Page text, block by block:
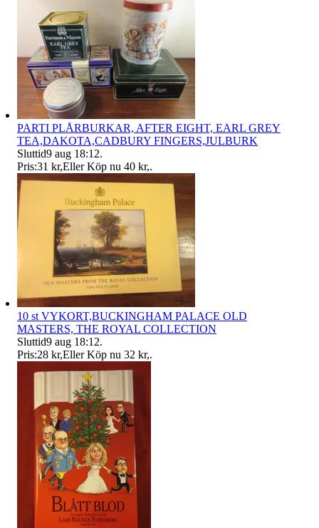
PARTI PLÅRBURKAR, AFTER EIGHT, EARL GREY
TEA,DAKOTA,CADBURY FINGERS,JULBURK
Sluttid9 aug 18:12.
Pris:31 kr,Eller Köp nu 40 kr,.
10 st VYKORT,BUCKINGHAM PALACE OLD
MASTERS, THE ROYAL COLLECTION
Sluttid9 aug 18:12.
Pris:28 kr,Eller Köp nu 32 kr,.